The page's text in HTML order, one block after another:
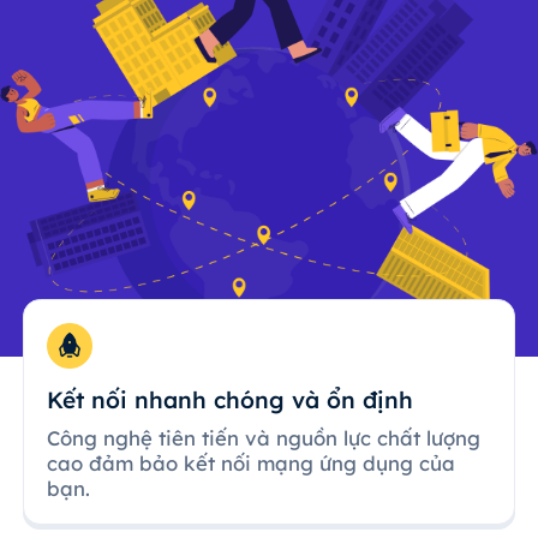
Kết nối nhanh chóng và ổn định
Công nghệ tiên tiến và nguồn lực chất lượng
cao đảm bảo kết nối mạng ứng dụng của
bạn.